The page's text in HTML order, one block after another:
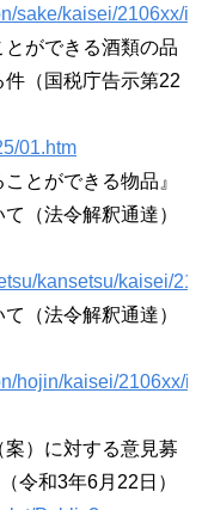
sake/kaisei/2106xx/
とができる酒類の品
（国税庁告示第22
01.htm
とができる物品』
（法令解釈通達）
kansetsu/kaisei/
（法令解釈通達）
hojin/kaisei/2106xx/
案）に対する意見募
令和3年6月22日）